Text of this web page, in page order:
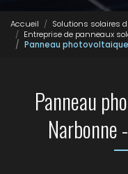
Accueil
Solutions solaires
Entreprise de panneaux
Panneau photovoltaique
Panneau
Narbonne